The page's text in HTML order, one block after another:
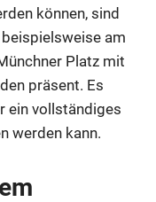
können, sind
am
Platz mit
präsent. Es
ein vollständiges
werden kann.